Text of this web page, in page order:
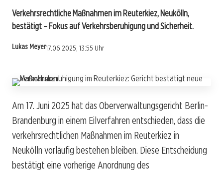
Verkehrsrechtliche Maßnahmen im Reuterkiez, Neukölln,
bestätigt – Fokus auf Verkehrsberuhigung und Sicherheit.
Lukas Meyer17.06.2025, 13:55 Uhr
Am 17. Juni 2025 hat das Oberverwaltungsgericht Berlin-
Brandenburg in einem Eilverfahren entschieden, dass die
verkehrsrechtlichen Maßnahmen im Reuterkiez in
Neukölln vorläufig bestehen bleiben. Diese Entscheidung
bestätigt eine vorherige Anordnung des